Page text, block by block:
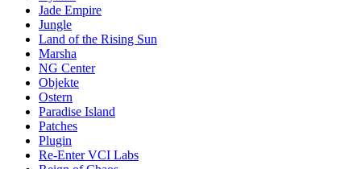
Jade Empire
Jungle
Land of the Rising Sun
Marsha
NG Center
Objekte
Ostern
Paradise Island
Patches
Plugin
Re-Enter VCI Labs